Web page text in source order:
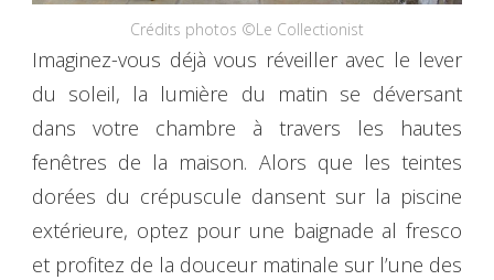
Crédits photos ©Le Collectionist
Imaginez-vous déjà vous réveiller avec le lever
du soleil, la lumière du matin se déversant
dans votre chambre à travers les hautes
fenêtres de la maison. Alors que les teintes
dorées du crépuscule dansent sur la piscine
extérieure, optez pour une baignade al fresco
et profitez de la douceur matinale sur l’une des